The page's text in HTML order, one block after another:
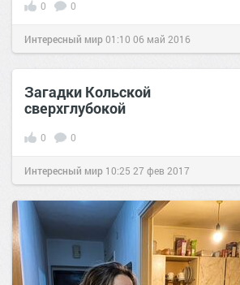
0 0
Интересный мир01:10 06 май 2016
Загадки Кольской
сверхглубокой
0 0
Интересный мир 10:25 27 фев 2017